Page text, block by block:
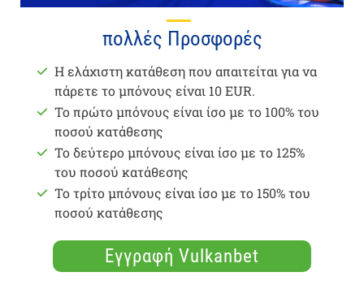
πολλές Προσφορές
Η ελάχιστη κατάθεση που απαιτείται για να
πάρετε το μπόνους είναι 10 EUR.
Το πρώτο μπόνους είναι ίσο με το 100% του
ποσού κατάθεσης
Το δεύτερο μπόνους είναι ίσο με το 125%
του ποσού κατάθεσης
Το τρίτο μπόνους είναι ίσο με το 150% του
ποσού κατάθεσης
Εγγραφή Vulkanbet